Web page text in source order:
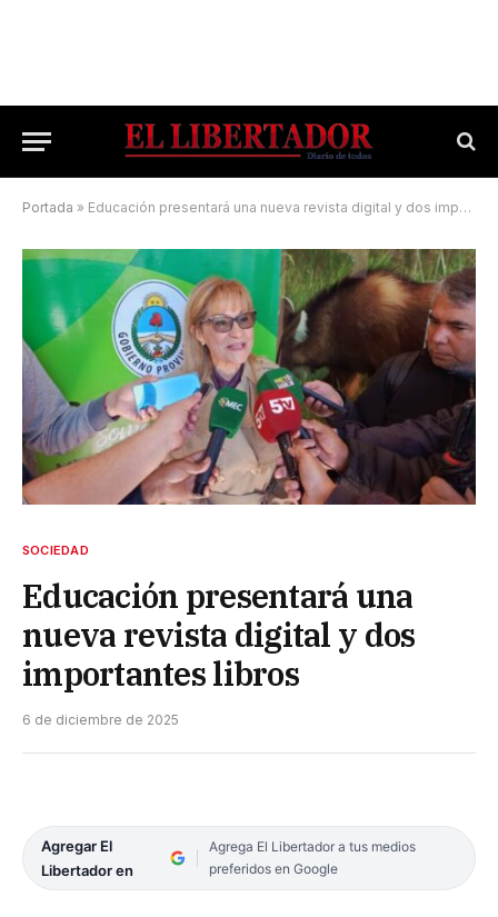
Portada » Educación presentará una nueva revista digital y dos importantes libros
SOCIEDAD
Educación presentará una
nueva revista digital y dos
importantes libros
6 de diciembre de 2025
Agregar El
Libertador en
Agrega El Libertador a tus medios
preferidos en Google